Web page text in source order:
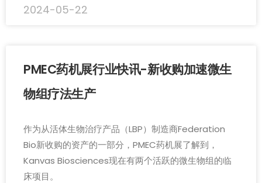
2024-05-22
PMEC药机展行业快讯-新收购加速微生
物组疗法生产
作为从活体生物治疗产品（LBP）制造商Federation
Bio新收购的资产的一部分，PMEC药机展了解到，
Kanvas Biosciences现在有两个活跃的微生物组的临
床项目。